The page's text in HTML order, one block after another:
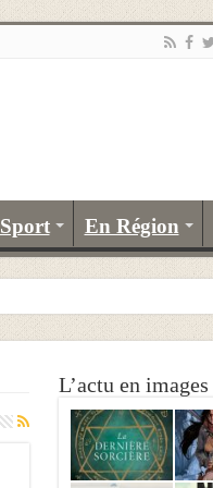
Sport En Région
L’actu en images